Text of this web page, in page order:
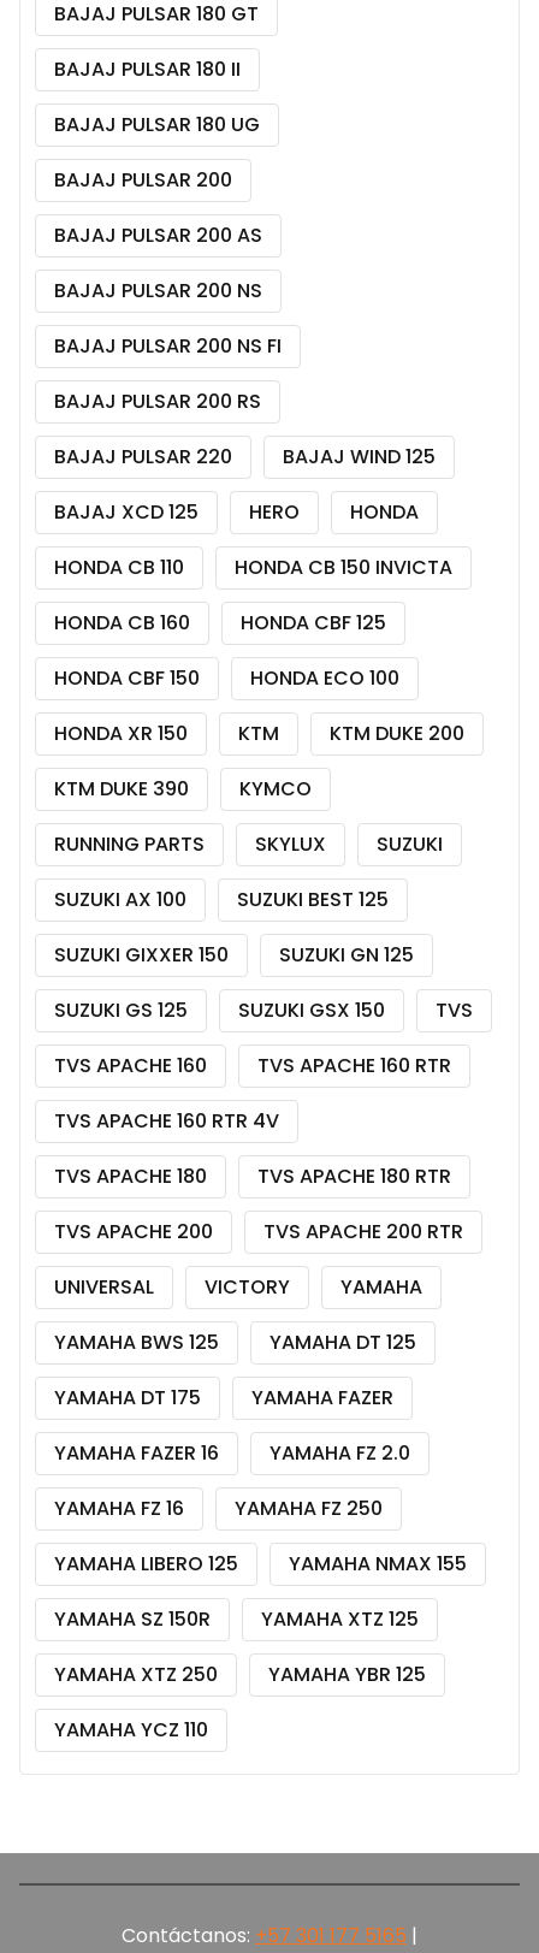
BAJAJ PULSAR 180 GT
BAJAJ PULSAR 180 II
BAJAJ PULSAR 180 UG
BAJAJ PULSAR 200
BAJAJ PULSAR 200 AS
BAJAJ PULSAR 200 NS
BAJAJ PULSAR 200 NS FI
BAJAJ PULSAR 200 RS
BAJAJ PULSAR 220
BAJAJ WIND 125
BAJAJ XCD 125
HERO
HONDA
HONDA CB 110
HONDA CB 150 INVICTA
HONDA CB 160
HONDA CBF 125
HONDA CBF 150
HONDA ECO 100
HONDA XR 150
KTM
KTM DUKE 200
KTM DUKE 390
KYMCO
RUNNING PARTS
SKYLUX
SUZUKI
SUZUKI AX 100
SUZUKI BEST 125
SUZUKI GIXXER 150
SUZUKI GN 125
SUZUKI GS 125
SUZUKI GSX 150
TVS
TVS APACHE 160
TVS APACHE 160 RTR
TVS APACHE 160 RTR 4V
TVS APACHE 180
TVS APACHE 180 RTR
TVS APACHE 200
TVS APACHE 200 RTR
UNIVERSAL
VICTORY
YAMAHA
YAMAHA BWS 125
YAMAHA DT 125
YAMAHA DT 175
YAMAHA FAZER
YAMAHA FAZER 16
YAMAHA FZ 2.0
YAMAHA FZ 16
YAMAHA FZ 250
YAMAHA LIBERO 125
YAMAHA NMAX 155
YAMAHA SZ 150R
YAMAHA XTZ 125
YAMAHA XTZ 250
YAMAHA YBR 125
YAMAHA YCZ 110
Contáctanos: +57 301 177 5165‬ |